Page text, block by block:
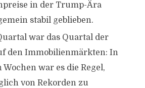
in der Trump-Ära
stabil geblieben.
war das Quartal der
den Immobilienmärkten: In
Wochen war es die Regel,
von Rekorden zu